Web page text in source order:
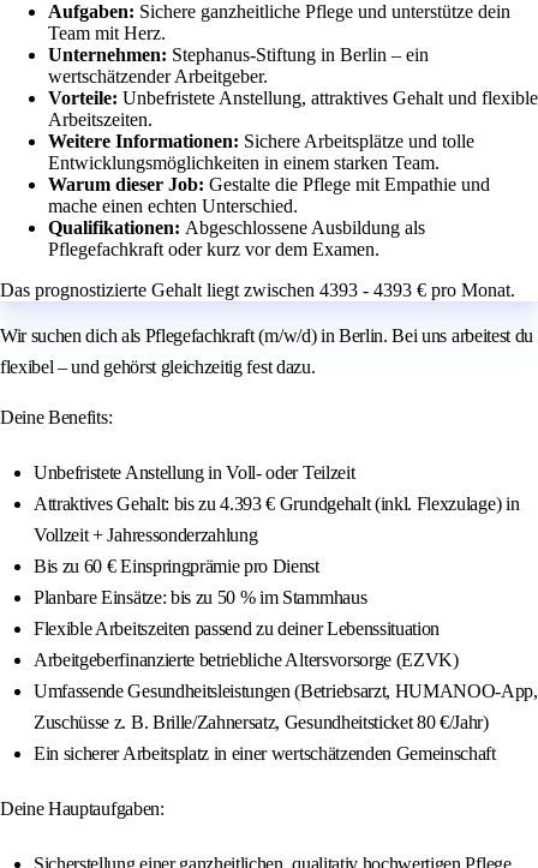
Aufgaben: Sichere ganzheitliche Pflege und unterstütze dein
Team mit Herz.
Unternehmen: Stephanus-Stiftung in Berlin – ein
wertschätzender Arbeitgeber.
Vorteile: Unbefristete Anstellung, attraktives Gehalt und flexible
Arbeitszeiten.
Weitere Informationen: Sichere Arbeitsplätze und tolle
Entwicklungsmöglichkeiten in einem starken Team.
Warum dieser Job: Gestalte die Pflege mit Empathie und
mache einen echten Unterschied.
Qualifikationen: Abgeschlossene Ausbildung als
Pflegefachkraft oder kurz vor dem Examen.
Das prognostizierte Gehalt liegt zwischen 4393 - 4393 € pro Monat.
Wir suchen dich als Pflegefachkraft (m/w/d) in Berlin. Bei uns arbeitest du
flexibel – und gehörst gleichzeitig fest dazu.
Deine Benefits:
Unbefristete Anstellung in Voll- oder Teilzeit
Attraktives Gehalt: bis zu 4.393 € Grundgehalt (inkl. Flexzulage) in
Vollzeit + Jahressonderzahlung
Bis zu 60 € Einspringprämie pro Dienst
Planbare Einsätze: bis zu 50 % im Stammhaus
Flexible Arbeitszeiten passend zu deiner Lebenssituation
Arbeitgeberfinanzierte betriebliche Altersvorsorge (EZVK)
Umfassende Gesundheitsleistungen (Betriebsarzt, HUMANOO‑App,
Zuschüsse z. B. Brille/Zahnersatz, Gesundheitsticket 80 €/Jahr)
Ein sicherer Arbeitsplatz in einer wertschätzenden Gemeinschaft
Deine Hauptaufgaben: